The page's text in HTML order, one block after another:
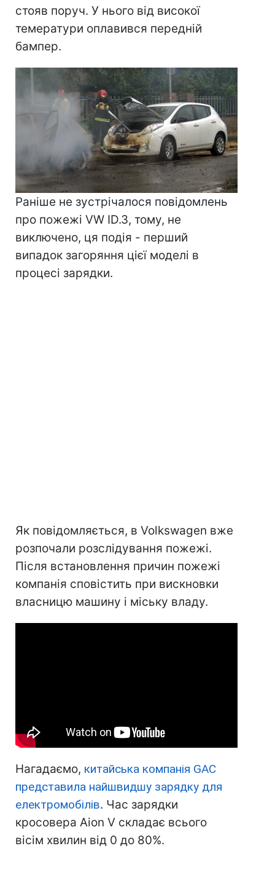
стояв поруч. У нього від високої
темератури оплавився передній
бампер.
Раніше не зустрічалося повідомлень
про пожежі VW ID.3, тому, не
виключено, ця подія - перший
випадок загоряння цієї моделі в
процесі зарядки.
Як повідомляється, в Volkswagen вже
розпочали розслідування пожежі.
Після встановлення причин пожежі
компанія сповістить при вискновки
власницю машину і міську владу.
Нагадаємо, китайська компанія GAC
представила найшвидшу зарядку для
електромобілів. Час зарядки
кросовера Aion V складає всього
вісім хвилин від 0 до 80%.